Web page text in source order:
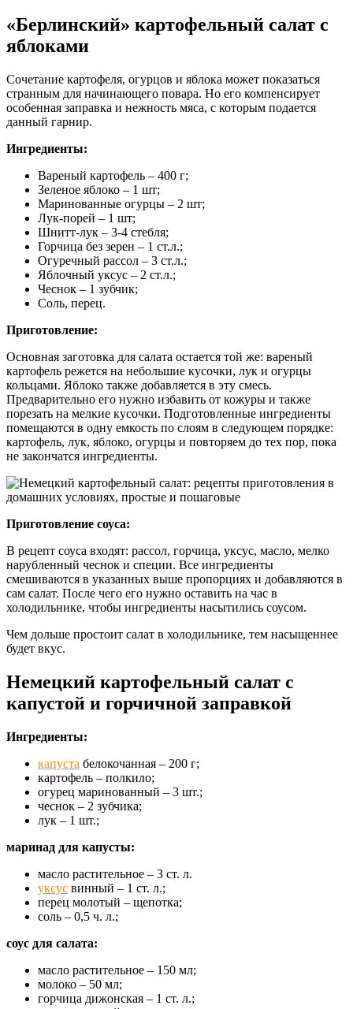
«Берлинский» картофельный салат с
яблоками
Сочетание картофеля, огурцов и яблока может показаться
странным для начинающего повара. Но его компенсирует
особенная заправка и нежность мяса, с которым подается
данный гарнир.
Ингредиенты:
Вареный картофель – 400 г;
Зеленое яблоко – 1 шт;
Маринованные огурцы – 2 шт;
Лук-порей – 1 шт;
Шнитт-лук – 3-4 стебля;
Горчица без зерен – 1 ст.л.;
Огуречный рассол – 3 ст.л.;
Яблочный уксус – 2 ст.л.;
Чеснок – 1 зубчик;
Соль, перец.
Приготовление:
Основная заготовка для салата остается той же: вареный
картофель режется на небольшие кусочки, лук и огурцы
кольцами. Яблоко также добавляется в эту смесь.
Предварительно его нужно избавить от кожуры и также
порезать на мелкие кусочки. Подготовленные ингредиенты
помещаются в одну емкость по слоям в следующем порядке:
картофель, лук, яблоко, огурцы и повторяем до тех пор, пока
не закончатся ингредиенты.
Приготовление соуса:
В рецепт соуса входят: рассол, горчица, уксус, масло, мелко
нарубленный чеснок и специи. Все ингредиенты
смешиваются в указанных выше пропорциях и добавляются в
сам салат. После чего его нужно оставить на час в
холодильнике, чтобы ингредиенты насытились соусом.
Чем дольше простоит салат в холодильнике, тем насыщеннее
будет вкус.
Немецкий картофельный салат с
капустой и горчичной заправкой
Ингредиенты:
капуста белокочанная – 200 г;
картофель – полкило;
огурец маринованный – 3 шт.;
чеснок – 2 зубчика;
лук – 1 шт.;
маринад для капусты:
масло растительное – 3 ст. л.
уксус винный – 1 ст. л.;
перец молотый – щепотка;
соль – 0,5 ч. л.;
соус для салата:
масло растительное – 150 мл;
молоко – 50 мл;
горчица дижонская – 1 ст. л.;